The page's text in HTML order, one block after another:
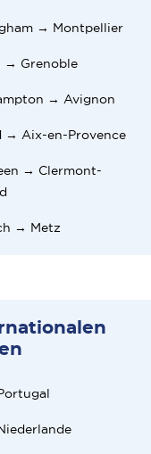
→ Montpellier
→ Grenoble
→ Avignon
→ Aix-en-Provence
→ Clermont-
→ Metz